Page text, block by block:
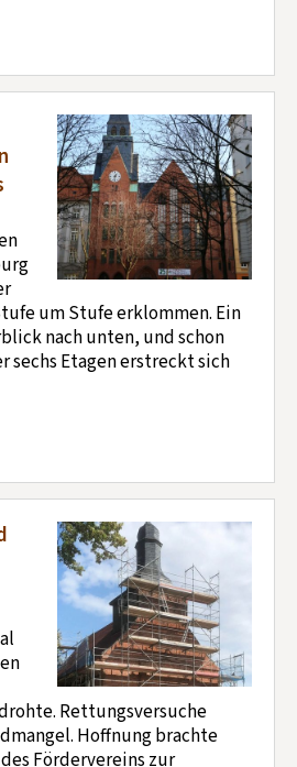
um Stufe erklommen. Ein
nach unten, und schon
sechs Etagen erstreckt sich
Rettungsversuche
Hoffnung brachte
Fördervereins zur